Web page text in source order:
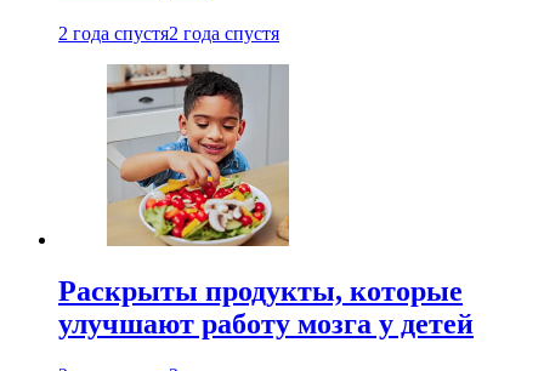
2 года спустя2 года спустя
Раскрыты продукты, которые
улучшают работу мозга у детей